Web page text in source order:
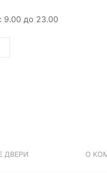
9.00 до 23.00
ДВЕРИ О